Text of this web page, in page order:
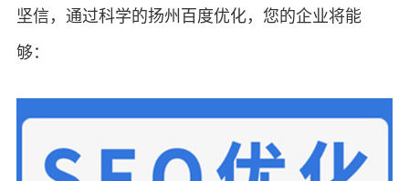
坚信，通过科学的扬州百度优化，您的企业将能
够：